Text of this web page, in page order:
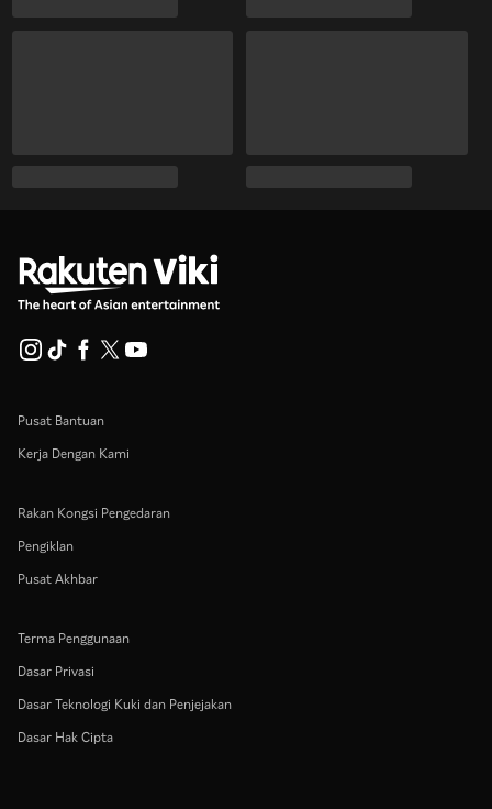
Pusat Bantuan
Kerja Dengan Kami
Rakan Kongsi Pengedaran
Pengiklan
Pusat Akhbar
Terma Penggunaan
Dasar Privasi
Dasar Teknologi Kuki dan Penjejakan
Dasar Hak Cipta